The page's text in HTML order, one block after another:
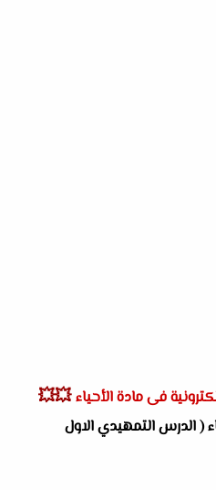
فى مادة الأحياء 💥💥
( الدرس التمهيدي الاول